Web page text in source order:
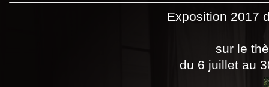
Exposition 2017
sur le
du 6 juillet au